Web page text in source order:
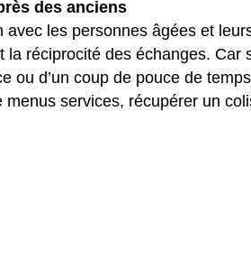
des anciens
avec les personnes âgées et
la réciprocité des échanges. Car
ou d’un coup de pouce de
menus services, récupérer un